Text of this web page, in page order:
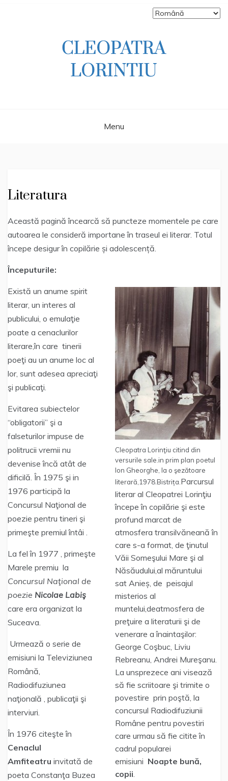
Menu
Literatura
Această pagină încearcă să puncteze momentele pe care
autoarea le consideră importane în traseul ei literar. Totul
începe desigur în copilărie și adolescență.
Începuturile:
Cleopatra Lorinţiu citind din
versurile sale.in prim plan poetul
Ion Gheorghe, la o şezătoare
literară,1978.Bistrița. Parcursul
literar al Cleopatrei Lorinţiu
începe în copilărie şi este
profund marcat de
atmosfera transilvăneană în
care s-a format, de ţinutul
Văii Someşului Mare şi al
Năsăudului,al măruntului
sat Anieș, de peisajul
misterios al
muntelui,deatmosfera de
preţuire a literaturii şi de
venerare a înaintaşilor:
George Coşbuc, Liviu
Rebreanu, Andrei Mureşanu.
La unsprezece ani visează
să fie scriitoare şi trimite o
povestire prin poştă, la
concursul Radiodifuziunii
Române pentru povestiri
care urmau să fie citite în
cadrul popularei
emisiuni Noapte bună,
copii.
Există un anume spirit
literar, un interes al
publicului, o emulaţie
poate a cenaclurilor
literare,în care tinerii
poeţi au un anume loc al
lor, sunt adesea apreciaţi
şi publicaţi.
Evitarea subiectelor
“obligatorii” şi a
falseturilor impuse de
politrucii vremii nu
devenise încă atât de
dificilă. În 1975 şi in
1976 participă la
Concursul Naţional de
poezie pentru tineri şi
primeşte premiul întâi .
La fel în 1977 , primeşte
Marele premiu la
Concursul Naţional de
poezie Nicolae Labiş
care era organizat la
Suceava.
Urmează o serie de
emisiuni la Televiziunea
Română,
Radiodifuziunea
naţională , publicaţii şi
interviuri.
În 1976 citeşte în
Cenaclul
Amfiteatru invitată de
poeta Constanţa Buzea